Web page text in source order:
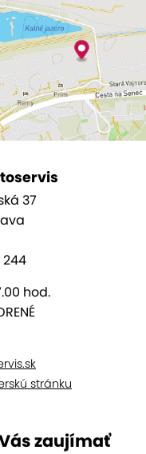
spoľahlivosti a
auto si totiž zaslúži
37
244
hod.
stránku
zaujímať